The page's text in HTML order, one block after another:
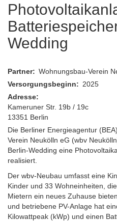
Wedding
Partner
Wohnungsbau-Verein
Versorgungsbeginn
2025
Adresse
Kameruner Str. 19b / 19c
13351 Berlin
Die Berliner Energieagentur
Verein Neukölln eG (wbv
Berlin-Wedding eine
realisiert.
Der wbv-Neubau umfasst eine
Kinder und 33 Wohneinheiten,
Mietern ein neues Zuhause
und betriebene PV-Anlage hat
Kilowattpeak (kWp) und einen